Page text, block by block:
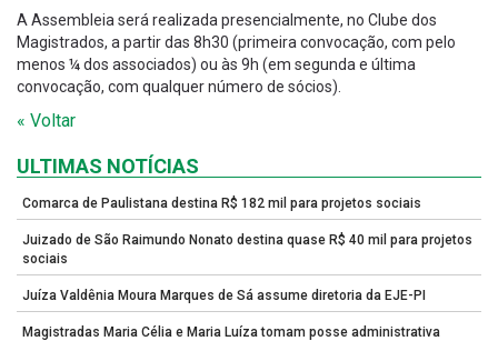
A Assembleia será realizada presencialmente, no Clube dos
Magistrados, a partir das 8h30 (primeira convocação, com pelo
menos ¼ dos associados) ou às 9h (em segunda e última
convocação, com qualquer número de sócios).
« Voltar
ULTIMAS NOTÍCIAS
Comarca de Paulistana destina R$ 182 mil para projetos sociais
Juizado de São Raimundo Nonato destina quase R$ 40 mil para projetos
sociais
Juíza Valdênia Moura Marques de Sá assume diretoria da EJE-PI
Magistradas Maria Célia e Maria Luíza tomam posse administrativa